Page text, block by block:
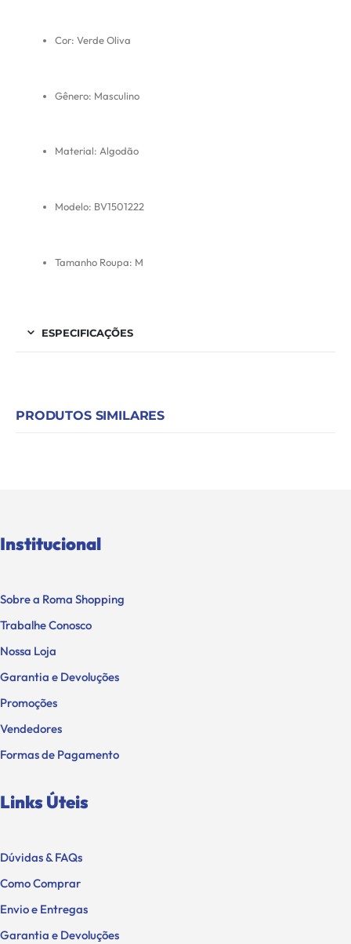
Cor: Verde Oliva
Gênero: Masculino
Material: Algodão
Modelo: BV1501222
Tamanho Roupa: M
ESPECIFICAÇÕES
PRODUTOS SIMILARES
Institucional
Sobre a Roma Shopping
Trabalhe Conosco
Nossa Loja
Garantia e Devoluções
Promoções
Vendedores
Formas de Pagamento
Links Úteis
Dúvidas & FAQs
Como Comprar
Envio e Entregas
Garantia e Devoluções